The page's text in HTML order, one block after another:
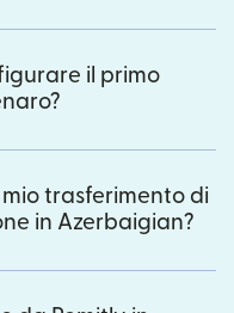
il primo
mio trasferimento di
in Azerbaigian?